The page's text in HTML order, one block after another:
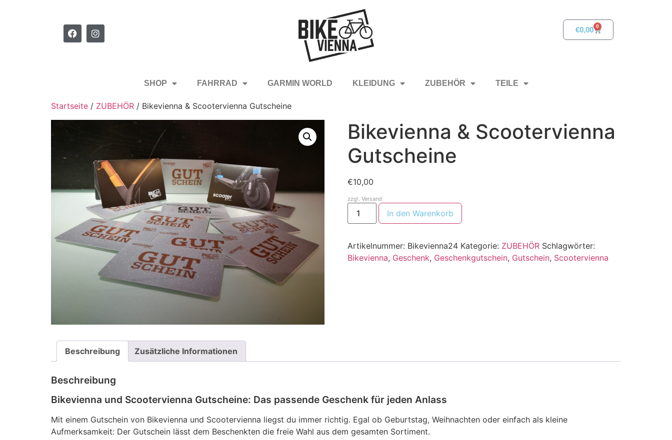
€0,00 0
SHOP FAHRRAD GARMIN WORLD KLEIDUNG ZUBEHÖR TEILE
Startseite / ZUBEHÖR / Bikevienna & Scootervienna Gutscheine
Bikevienna & Scootervienna
Gutscheine
€10,00
zzgl. Versand
In den Warenkorb
Artikelnummer: Bikevienna24 Kategorie: ZUBEHÖR Schlagwörter:
Bikevienna, Geschenk, Geschenkgutschein, Gutschein, Scootervienna
Beschreibung Zusätzliche Informationen
Beschreibung
Bikevienna und Scootervienna Gutscheine: Das passende Geschenk für jeden Anlass
Mit einem Gutschein von Bikevienna und Scootervienna liegst du immer richtig. Egal ob Geburtstag, Weihnachten oder einfach als kleine
Aufmerksamkeit: Der Gutschein lässt dem Beschenkten die freie Wahl aus dem gesamten Sortiment.